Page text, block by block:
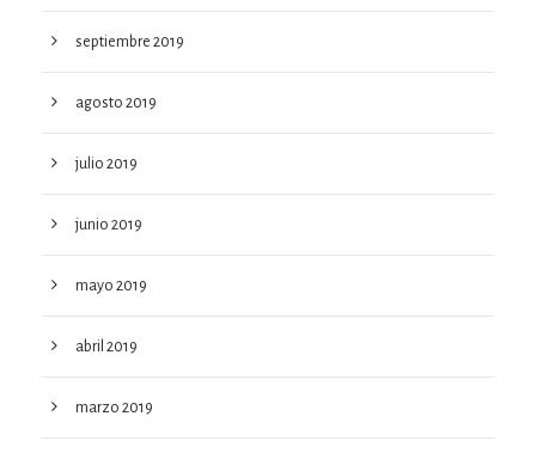
septiembre 2019
agosto 2019
julio 2019
junio 2019
mayo 2019
abril 2019
marzo 2019